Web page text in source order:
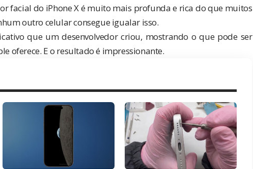
facial do iPhone X é muito mais profunda e rica do que muitos
outro celular consegue igualar isso.
que um desenvolvedor criou, mostrando o que pode ser
oferece. E o resultado é impressionante.